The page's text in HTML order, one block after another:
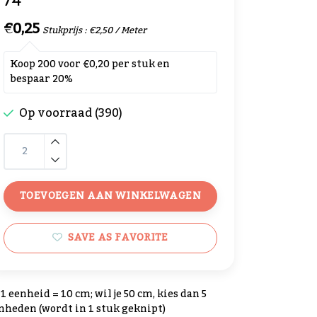
€0,25Stukprijs : €2,50 / Meter
Koop 200 voor €0,20 per stuk en
bespaar 20%
Op voorraad (390)
TOEVOEGEN AAN WINKELWAGEN
SAVE AS FAVORITE
1 eenheid = 10 cm; wil je 50 cm, kies dan 5
(wordt in 1 stuk geknipt)